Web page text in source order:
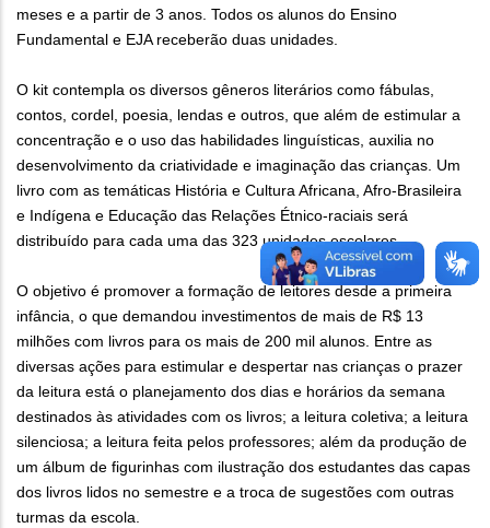
meses e a partir de 3 anos. Todos os alunos do Ensino
Fundamental e EJA receberão duas unidades.
O kit contempla os diversos gêneros literários como fábulas,
contos, cordel, poesia, lendas e outros, que além de estimular a
concentração e o uso das habilidades linguísticas, auxilia no
desenvolvimento da criatividade e imaginação das crianças. Um
livro com as temáticas História e Cultura Africana, Afro-Brasileira
e Indígena e Educação das Relações Étnico-raciais será
distribuído para cada uma das 323 unidades escolares.
O objetivo é promover a formação de leitores desde a primeira
infância, o que demandou investimentos de mais de R$ 13
milhões com livros para os mais de 200 mil alunos. Entre as
diversas ações para estimular e despertar nas crianças o prazer
da leitura está o planejamento dos dias e horários da semana
destinados às atividades com os livros; a leitura coletiva; a leitura
silenciosa; a leitura feita pelos professores; além da produção de
um álbum de figurinhas com ilustração dos estudantes das capas
dos livros lidos no semestre e a troca de sugestões com outras
turmas da escola.